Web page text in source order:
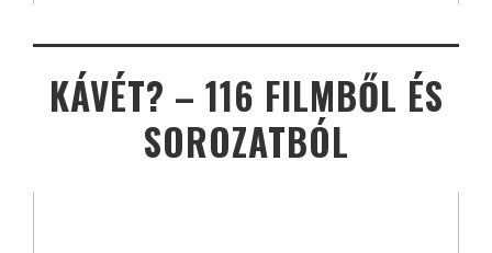
KÁVÉT? – 116 FILMBŐL ÉS
SOROZATBÓL